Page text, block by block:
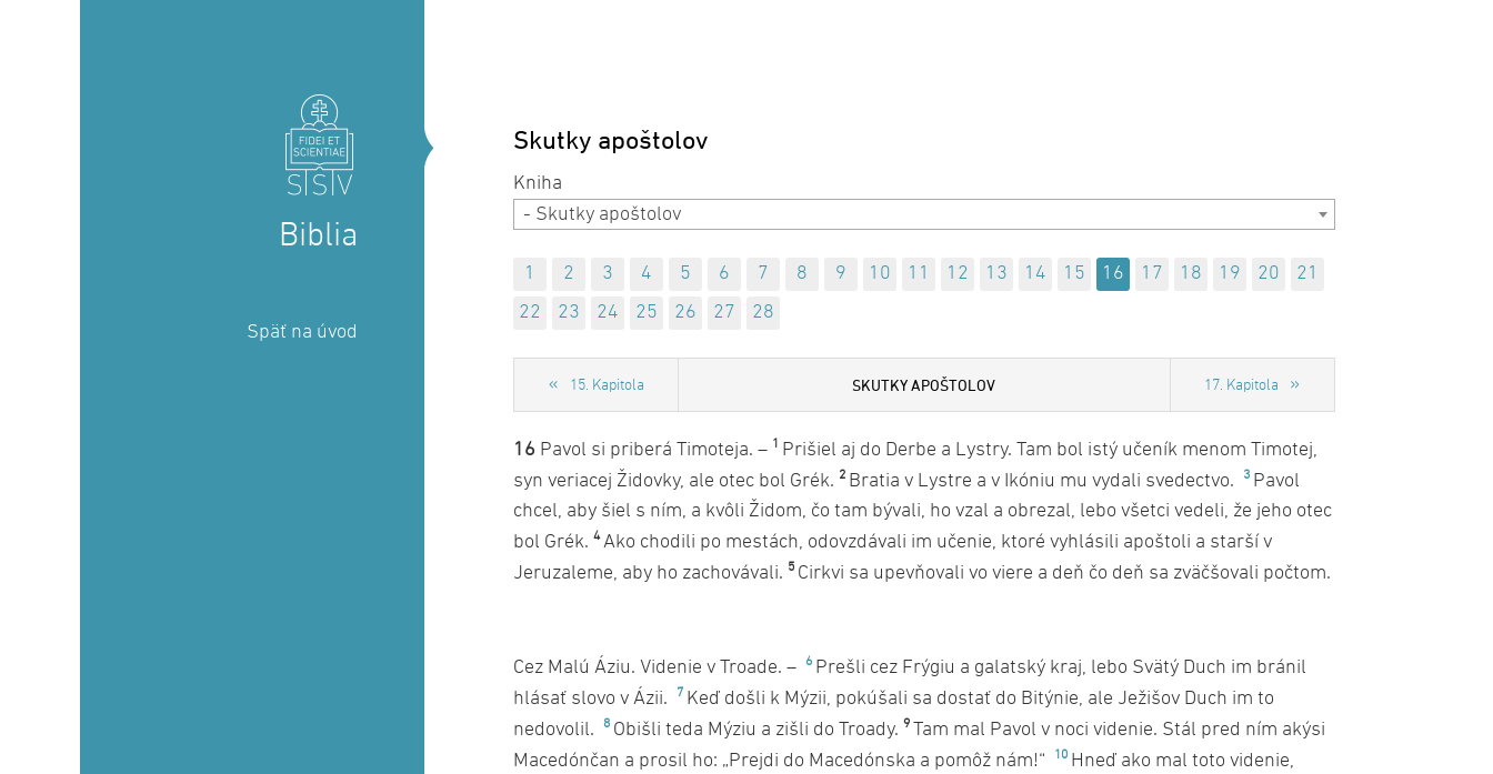
Biblia
Späť na úvod
Skutky apoštolov
- Skutky apoštolov
1 2 3 4 5 6 7 8 9 10 11 12 13 14 15 16 17 18 19 20
21
22
23 24 25 26 27 28
15. Kapitola SKUTKY APOŠTOLOV 17. Kapitola
16 Pavol si priberá Timoteja. – 1 Prišiel aj do Derbe a Lystry. Tam bol istý učeník menom Timotej,
syn veriacej Židovky, ale otec bol Grék. 2 Bratia v Lystre a v Ikóniu mu vydali svedectvo. 3 Pavol
chcel, aby šiel s ním, a kvôli Židom, čo tam bývali, ho vzal a obrezal, lebo všetci vedeli, že jeho otec
bol Grék. 4Ako chodili po mestách, odovzdávali im učenie, ktoré vyhlásili apoštoli a starší v
Jeruzaleme, aby ho zachovávali. 5 Cirkvi sa upevňovali vo viere a deň čo deň sa zväčšovali počtom.
Cez Malú Áziu. Videnie v Troade. – 6 Prešli cez Frýgiu a galatský kraj, lebo Svätý Duch im bránil
hlásať slovo v Ázii.
7 Keď došli k Mýzii, pokúšali sa dostať do Bitýnie, ale Ježišov Duch im to
nedovolil.
8 Obišli teda Mýziu a zišli do Troady. 9 Tam mal Pavol v noci videnie. Stál pred ním akýsi
Macedónčan a prosil ho: „Prejdi do Macedónska a pomôž nám!“
10 Hneď ako mal toto videnie,